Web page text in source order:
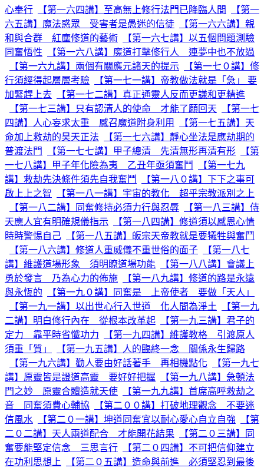
心奉行
【第一六四講】至高無上修行法門已降臨人間
【第一
六五講】魔法惑眾 受害者是愚迷的信徒
【第一六六講】親
和與合群 紅塵修道的藝術
【第一六七講】以五個問題測驗
同奮悟性
【第一六八講】魔道打擊修行人 連夢中也不放過
【第一六九講】兩個有關應元諸天的提示
【第一七０講】修
行須經得起層層考驗
【第一七一講】帝教做法就是「急」 要
加緊趕上去
【第一七二講】真正通靈人反而更謙和更精進
【第一七三講】只有認清人的使命 才能了願回天
【第一七
四講】人心妄求太重 感召魔道附身利用
【第一七五講】天
命加上救劫的昊天正法
【第一七六講】靜心坐法是應劫期的
普渡法門
【第一七七講】甲子總清 先清無形再清有形
【第
一七八講】甲子年化險為夷 乙丑年亟須奮鬥
【第一七九
講】救劫先決條件須先自我奮鬥
【第一八０講】下下之事可
啟上上之智
【第一八一講】宇宙的教化 超乎宗教派別之上
【第一八二講】同奮修持必須力行與忍辱
【第一八三講】侍
天應人宜有明確規儀指示
【第一八四講】修道須以感恩心情
時時警惕自己
【第一八五講】皈宗天帝教就是要犧牲與奮鬥
【第一八六講】修道人重威儀不重世俗的面子
【第一八七
講】維護道場形象 須明瞭道場功能
【第一八八講】會議上
勇於發言 乃為心力的佈施
【第一八九講】修道的路是永遠
與永恆的
【第一九０講】同奮是 上帝使者 要做「天人」
【第一九一講】以出世心行入世道 化人間為淨土
【第一九
二講】明白修行內在 從根本改革起
【第一九三講】君子的
定力 靠平時省懺功力
【第一九四講】維護教格 引渡原人
須重「質」
【第一九五講】人的臨終一念 關係永生歸路
【第一九六講】勸人要由好話著手 再相機點化
【第一九七
講】原靈皆是證道高靈 要好好把握
【第一九八講】急頓法
門之妙 原靈合體造就天使
【第一九九講】首席高呼救劫之
音 同奮須費心輔協
【第二００講】打破地理觀念 不要迷
信風水
【第二０一講】坤道同奮宜以耐心愛心自立自強
【第
二０二講】天人兩道配合 才能開花結果
【第二０三講】同
奮要能堅定信念 三思言行
【第二０四講】不可把信仰建立
在功利思想上
【第二０五講】造命與前進 必須堅忍到最後